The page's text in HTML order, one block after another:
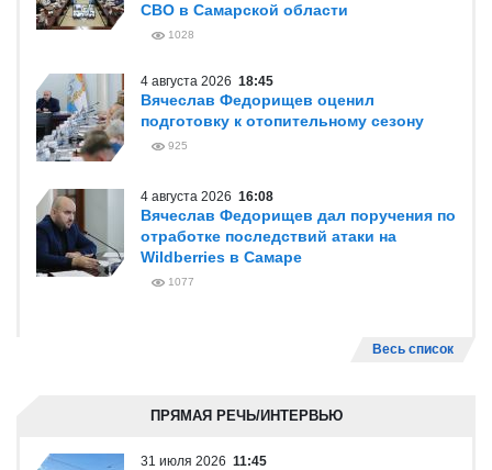
СВО в Самарской области
1028
4 августа 2026 18:45
Вячеслав Федорищев оценил
подготовку к отопительному сезону
925
4 августа 2026 16:08
Вячеслав Федорищев дал поручения по
отработке последствий атаки на
Wildberries в Самаре
1077
Весь список
ПРЯМАЯ РЕЧЬ/ИНТЕРВЬЮ
31 июля 2026 11:45